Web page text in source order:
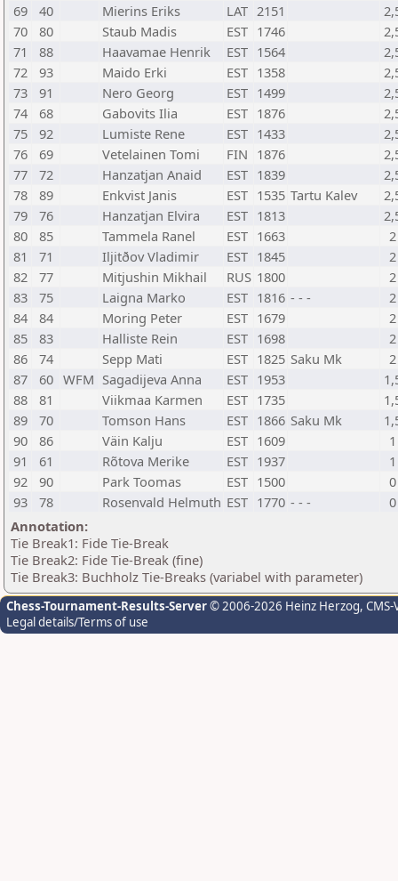
69
40 Mierins Eriks LAT 2151
70
80 Staub Madis EST 1746
71
88 Haavamae Henrik EST 1564
72
93 Maido Erki EST 1358
73
91 Nero Georg EST 1499
74
68 Gabovits Ilia EST 1876
75
92 Lumiste Rene EST 1433
76
69 Vetelainen Tomi FIN 1876
77
72 Hanzatjan Anaid EST 1839
78
89 Enkvist Janis EST 1535 Tartu Kalev
79
76 Hanzatjan Elvira EST 1813
80
85 Tammela Ranel EST 1663
2
81
71 Iljitðov Vladimir EST 1845
2
82
77 Mitjushin Mikhail RUS 1800
2
83
75 Laigna Marko EST 1816 - - -
2
84
84 Moring Peter EST 1679
2
85
83 Halliste Rein EST 1698
2
86
74 Sepp Mati EST 1825 Saku Mk
2
87
60 WFM Sagadijeva Anna EST 1953
88
81 Viikmaa Karmen EST 1735
89
70 Tomson Hans EST 1866 Saku Mk
90
86 Väin Kalju EST 1609
1
91
61 Rõtova Merike EST 1937
1
92
90 Park Toomas EST 1500
0
93
78 Rosenvald Helmuth EST 1770 - - -
0
Annotation:
Tie Break1: Fide Tie-Break
Tie Break2: Fide Tie-Break (fine)
Tie Break3: Buchholz Tie-Breaks (variabel with parameter)
Chess-Tournament-Results-Server© 2006-2026 Heinz Herzog,
Legal details/Terms of use